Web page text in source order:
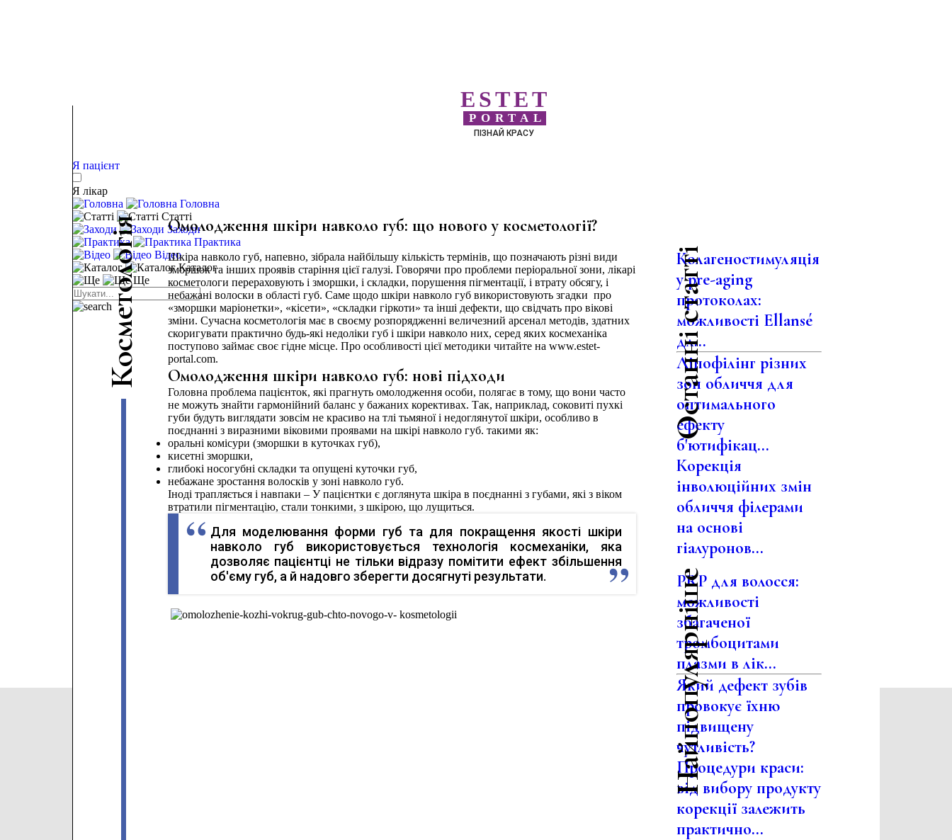
ESTET
PORTAL
ПІЗНАЙ КРАСУ
Я пацієнт
Я лікар
Головна
Статті
Заходи
Практика
Відео
Каталог
Ще
К
о
с
м
е
т
о
л
о
г
і
я Омолодження шкіри навколо губ: що нового у косметології?
Шкіра навколо губ, напевно, зібрала найбільшу кількість термінів, що позначають різні види
зморшок та інших проявів старіння цієї галузі. Говорячи про проблеми періоральної зони, лікарі
косметологи перераховують і зморшки, і складки, порушення пігментації, і втрату обсягу, і
небажані волоски в області губ. Саме щодо шкіри навколо губ використовують згадки про
«зморшки маріонетки», «кісети», «складки гіркоти» та інші дефекти, що свідчать про вікові
зміни. Сучасна косметологія має в своєму розпорядженні величезний арсенал методів, здатних
скоригувати практично будь-які недоліки губ і шкіри навколо них, серед яких космеханіка
поступово займає своє гідне місце. Про особливості цієї методики читайте на www.estet-
portal.com.
Омолодження шкіри навколо губ: нові підходи
Головна проблема пацієнток, які прагнуть омолодження особи, полягає в тому, що вони часто
не можуть знайти гармонійний баланс у бажаних корективах. Так, наприклад, соковиті пухкі
губи будуть виглядати зовсім не красиво на тлі тьмяної і недоглянутої шкіри, особливо в
поєднанні з виразними віковими проявами на шкірі навколо губ. такими як:
оральні комісури (зморшки в куточках губ),
кисетні зморшки,
глибокі носогубні складки та опущені куточки губ,
небажане зростання волосків у зоні навколо губ.
Іноді трапляється і навпаки – У пацієнтки є доглянута шкіра в поєднанні з губами, які з віком
втратили пігментацію, стали тонкими, з шкірою, що лущиться.
Для моделювання форми губ та для покращення якості шкіри
навколо губ використовується технологія космеханіки, яка
дозволяє пацієнтці не тільки відразу помітити ефект збільшення
об'єму губ, а й надовго зберегти досягнуті результати.
Останні статті
Колагеностимуляція
у pre-aging
протоколах:
можливості Ellansé
дл...
Ліпофілінг різних
зон обличчя для
оптимального
ефекту
б'ютифікац...
Корекція
інволюційних змін
обличчя філерами
на основі
гіалуронов...
Найпопулярніше
PRP для волосся:
можливості
збагаченої
тромбоцитами
плазми в лік...
Який дефект зубів
провокує їхню
підвищену
чутливість?
Процедури краси:
від вибору продукту
корекції залежить
практично...